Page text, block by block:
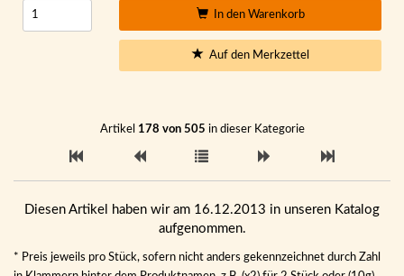
In den Warenkorb
Auf den Merkzettel
Artikel 178 von 505 in dieser Kategorie
Diesen Artikel haben wir am 16.12.2013 in unseren Katalog
aufgenommen.
* Preis jeweils pro Stück, sofern nicht anders gekennzeichnet durch Zahl